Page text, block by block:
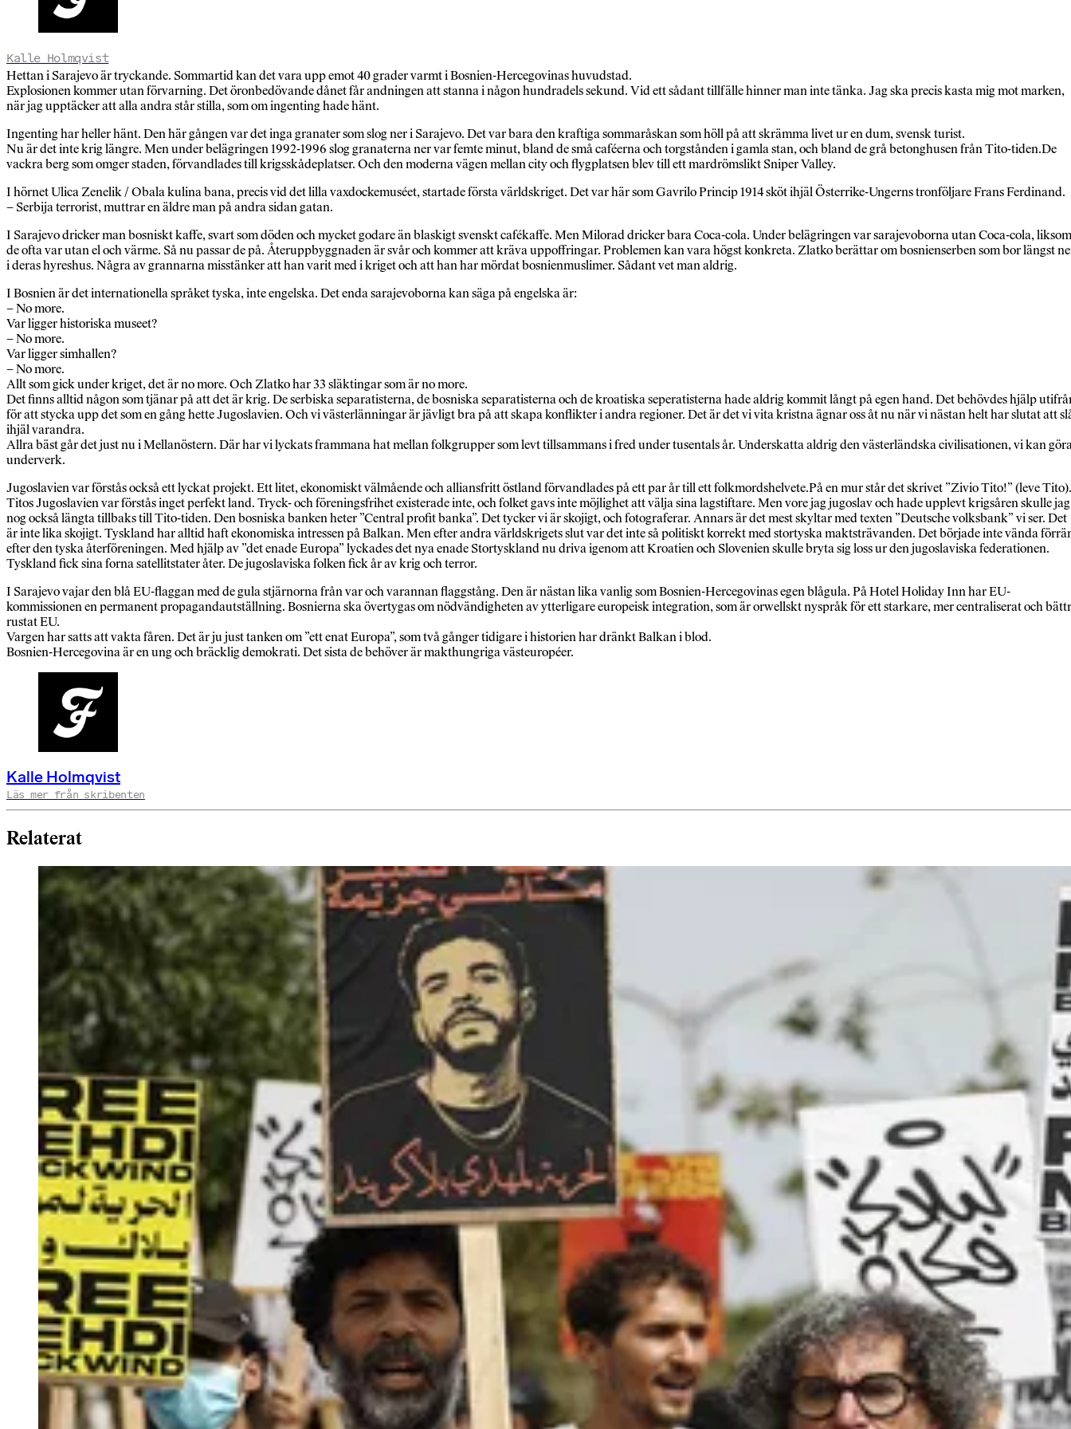
Kalle Holmqvist
Hettan i Sarajevo är tryckande. Sommartid kan det vara upp emot 40 grader varmt i Bosnien-Hercegovinas huvudstad.
Explosionen kommer utan förvarning. Det öronbedövande dånet får andningen att stanna i någon hundradels sekund. Vid ett sådant tillfälle hinner man inte tänka. Jag ska precis kasta mig mot marken,
när jag upptäcker att alla andra står stilla, som om ingenting hade hänt.
Ingenting har heller hänt. Den här gången var det inga granater som slog ner i Sarajevo. Det var bara den kraftiga sommaråskan som höll på att skrämma livet ur en dum, svensk turist.
Nu är det inte krig längre. Men under belägringen 1992-1996 slog granaterna ner var femte minut, bland de små caféerna och torgstånden i gamla stan, och bland de grå betonghusen från Tito-tiden.De
vackra berg som omger staden, förvandlades till krigsskådeplatser. Och den moderna vägen mellan city och flygplatsen blev till ett mardrömslikt Sniper Valley.
I hörnet Ulica Zenelik / Obala kulina bana, precis vid det lilla vaxdockemuséet, startade första världskriget. Det var här som Gavrilo Princip 1914 sköt ihjäl Österrike-Ungerns tronföljare Frans Ferdinand.
– Serbija terrorist, muttrar en äldre man på andra sidan gatan.
I Sarajevo dricker man bosniskt kaffe, svart som döden och mycket godare än blaskigt svenskt cafékaffe. Men Milorad dricker bara Coca-cola. Under belägringen var sarajevoborna utan Coca-cola, liksom
de ofta var utan el och värme. Så nu passar de på. Återuppbyggnaden är svår och kommer att kräva uppoffringar. Problemen kan vara högst konkreta. Zlatko berättar om bosnienserben som bor längst
i deras hyreshus. Några av grannarna misstänker att han varit med i kriget och att han har mördat bosnienmuslimer. Sådant vet man aldrig.
I Bosnien är det internationella språket tyska, inte engelska. Det enda sarajevoborna kan säga på engelska är:
– No more.
Var ligger historiska museet?
– No more.
Var ligger simhallen?
– No more.
Allt som gick under kriget, det är no more. Och Zlatko har 33 släktingar som är no more.
Det finns alltid någon som tjänar på att det är krig. De serbiska separatisterna, de bosniska separatisterna och de kroatiska seperatisterna hade aldrig kommit långt på egen hand. Det behövdes hjälp
för att stycka upp det som en gång hette Jugoslavien. Och vi västerlänningar är jävligt bra på att skapa konflikter i andra regioner. Det är det vi vita kristna ägnar oss åt nu när vi nästan helt har slutat att
ihjäl varandra.
Allra bäst går det just nu i Mellanöstern. Där har vi lyckats frammana hat mellan folkgrupper som levt tillsammans i fred under tusentals år. Underskatta aldrig den västerländska civilisationen, vi kan
underverk.
Jugoslavien var förstås också ett lyckat projekt. Ett litet, ekonomiskt välmående och alliansfritt östland förvandlades på ett par år till ett folkmordshelvete.På en mur står det skrivet ”Zivio Tito!” (leve Tito).
Titos Jugoslavien var förstås inget perfekt land. Tryck- och föreningsfrihet existerade inte, och folket gavs inte möjlighet att välja sina lagstiftare. Men vore jag jugoslav och hade upplevt krigsåren skulle jag
nog också längta tillbaks till Tito-tiden. Den bosniska banken heter ”Central profit banka”. Det tycker vi är skojigt, och fotograferar. Annars är det mest skyltar med texten ”Deutsche volksbank” vi ser. Det
är inte lika skojigt. Tyskland har alltid haft ekonomiska intressen på Balkan. Men efter andra världskrigets slut var det inte så politiskt korrekt med stortyska maktsträvanden. Det började inte vända
efter den tyska återföreningen. Med hjälp av ”det enade Europa” lyckades det nya enade Stortyskland nu driva igenom att Kroatien och Slovenien skulle bryta sig loss ur den jugoslaviska federationen.
Tyskland fick sina forna satellitstater åter. De jugoslaviska folken fick år av krig och terror.
I Sarajevo vajar den blå EU-flaggan med de gula stjärnorna från var och varannan flaggstång. Den är nästan lika vanlig som Bosnien-Hercegovinas egen blågula. På Hotel Holiday Inn har EU-
kommissionen en permanent propagandautställning. Bosnierna ska övertygas om nödvändigheten av ytterligare europeisk integration, som är orwellskt nyspråk för ett starkare, mer centraliserat och
rustat EU.
Vargen har satts att vakta fåren. Det är ju just tanken om ”ett enat Europa”, som två gånger tidigare i historien har dränkt Balkan i blod.
Bosnien-Hercegovina är en ung och bräcklig demokrati. Det sista de behöver är makthungriga västeuropéer.
Kalle Holmqvist
Läs mer från skribenten
Relaterat